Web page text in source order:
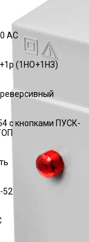
AC
(1НО+1НЗ)
с кнопками ПУСК-
52